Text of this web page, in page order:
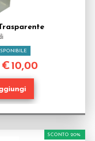
€10,00
SCONTO 20%